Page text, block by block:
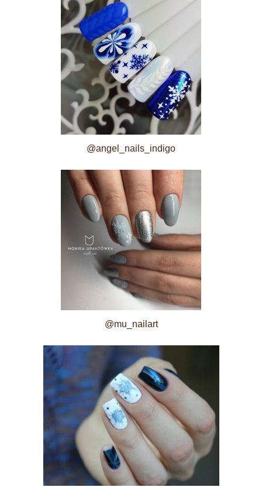
@angel_nails_indigo
@mu_nailart